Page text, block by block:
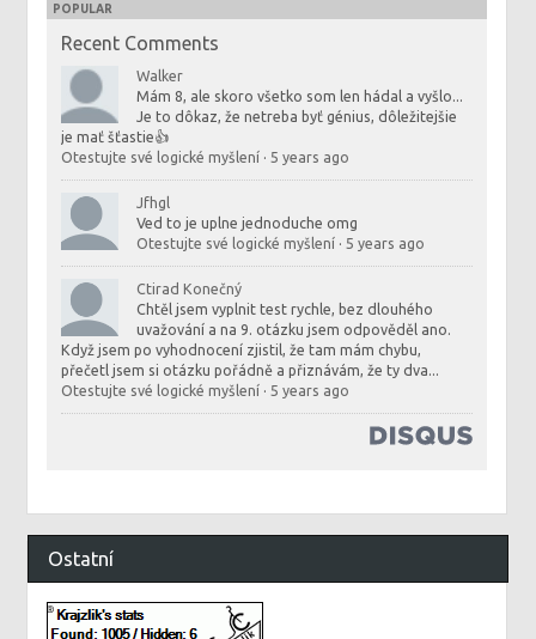
POPULAR
Recent Comments
Walker
Mám 8, ale skoro všetko som len hádal a vyšlo...
Je to dôkaz, že netreba byť génius, dôležitejšie
je mať šťastie👍
Otestujte své logické myšlení · 5 years ago
Jfhgl
Ved to je uplne jednoduche omg
Otestujte své logické myšlení · 5 years ago
Ctirad Konečný
Chtěl jsem vyplnit test rychle, bez dlouhého
uvažování a na 9. otázku jsem odpověděl ano.
Když jsem po vyhodnocení zjistil, že tam mám chybu,
přečetl jsem si otázku pořádně a přiznávám, že ty dva...
Otestujte své logické myšlení · 5 years ago
Ostatní